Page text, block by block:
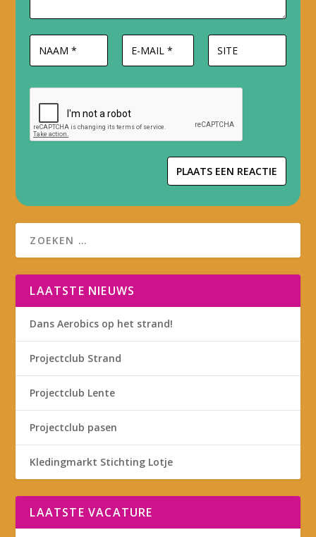
LAATSTE NIEUWS
Dans Aerobics op het strand!
Projectclub Strand
Projectclub Lente
Projectclub pasen
Kledingmarkt Stichting Lotje
LAATSTE VACATURE